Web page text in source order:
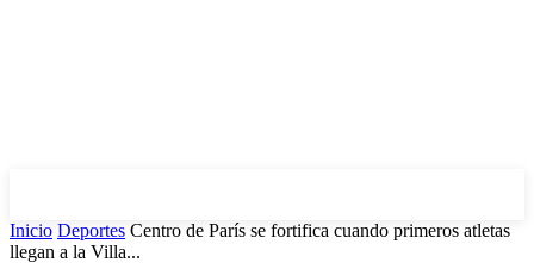
Inicio Deportes Centro de París se fortifica cuando primeros atletas
llegan a la Villa...